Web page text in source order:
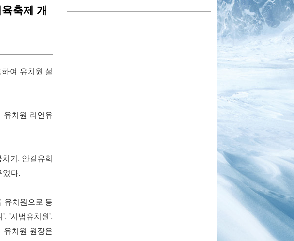
축제 개
여 유치원 설
유치원 리언유
기, 안길유희
었다.
유치원으로 등
', '시범유치원',
유치원 원장은